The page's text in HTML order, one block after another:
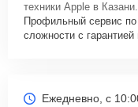
техники Apple в Казани.
Профильный сервис
сложности с гарантией
Ежедневно, с